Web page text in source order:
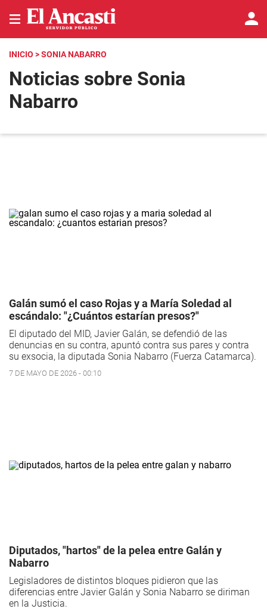
INICIO > SONIA NABARRO
Noticias sobre Sonia
Nabarro
Galán sumó el caso Rojas y a María Soledad al
escándalo: "¿Cuántos estarían presos?"
El diputado del MID, Javier Galán, se defendió de las
denuncias en su contra, apuntó contra sus pares y contra
su exsocia, la diputada Sonia Nabarro (Fuerza Catamarca).
7 DE MAYO DE 2026 - 00:10
Diputados, "hartos" de la pelea entre Galán y
Nabarro
Legisladores de distintos bloques pidieron que las
diferencias entre Javier Galán y Sonia Nabarro se diriman
en la Justicia.